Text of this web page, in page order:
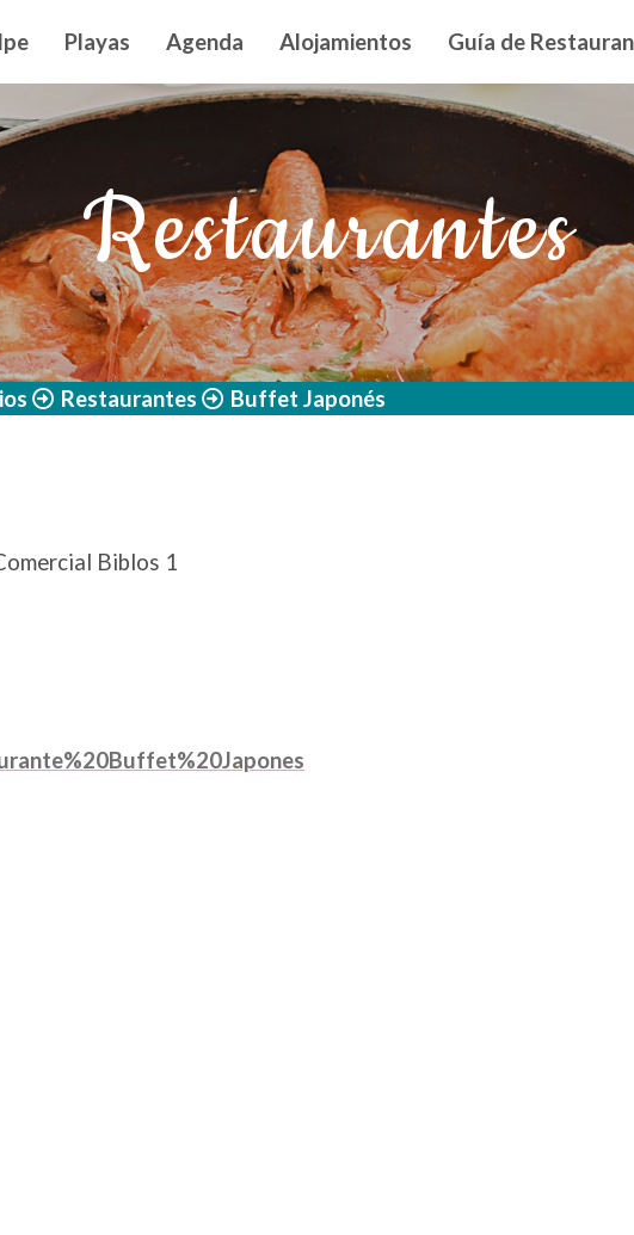
principal
Playas Agenda Alojamientos Guía de
Restaurantes
Restaurantes Buffet Japonés
Biblos 1